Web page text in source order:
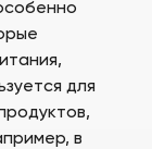
для
в